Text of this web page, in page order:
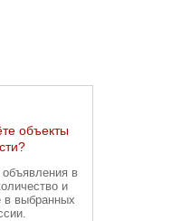
объекты
в
и
в выбранных